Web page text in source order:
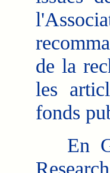
de la
les
fonds
En